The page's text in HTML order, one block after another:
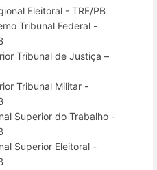
Eleitoral - TRE/PB
Tribunal Federal -
Tribunal de Justiça –
Tribunal Militar -
Superior do Trabalho -
Superior Eleitoral -